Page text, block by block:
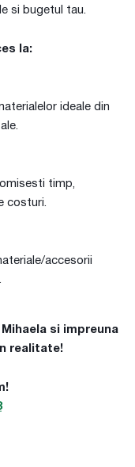
si bugetul tau.
la:
ideale din
timp,
costuri.
accesorii
si impreuna
realitate!